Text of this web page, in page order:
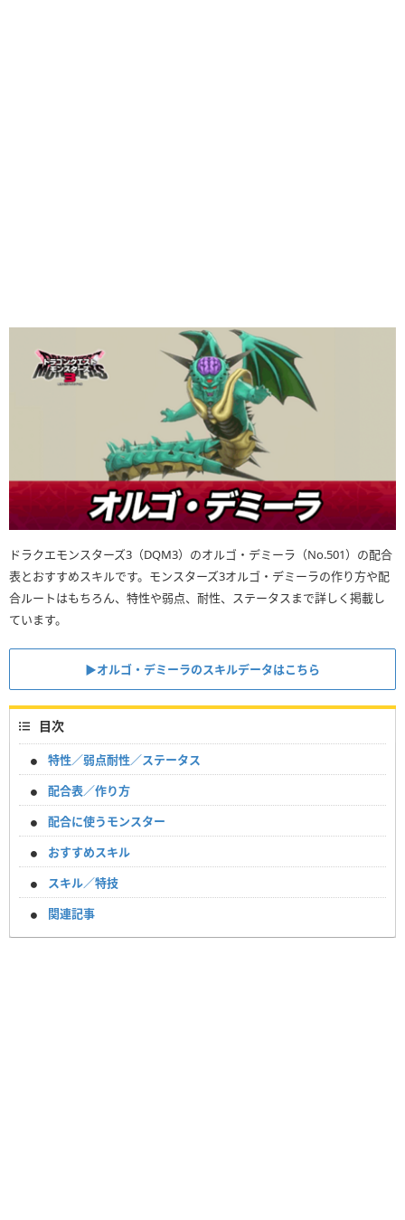
ドラクエモンスターズ3（DQM3）のオルゴ・デミーラ（No.501）の配合
表とおすすめスキルです。モンスターズ3オルゴ・デミーラの作り方や配
合ルートはもちろん、特性や弱点、耐性、ステータスまで詳しく掲載し
ています。
▶︎オルゴ・デミーラのスキルデータはこちら
目次
特性／弱点耐性／ステータス
配合表／作り方
配合に使うモンスター
おすすめスキル
スキル／特技
関連記事